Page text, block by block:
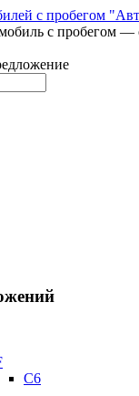
с пробегом —
C6